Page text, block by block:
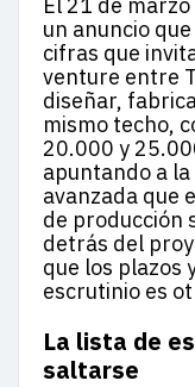
un anuncio
cifras que
venture entre
diseñar,
mismo techo,
20.000 y
apuntando a
avanzada que
de producción
detrás del
que los plazos
escrutinio es
La lista de
saltarse